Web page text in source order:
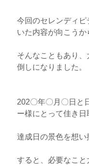
今回のセレンディ
いた内容が向こうか
そんなこともあり
倒しになりました。
202〇年〇月〇日と
ー様にとって佳き日
達成日の景色を想い
すると、必要なこと